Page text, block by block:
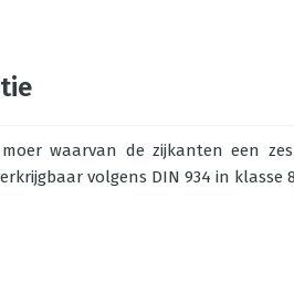
waarvan de zijkanten een
volgens DIN 934 in